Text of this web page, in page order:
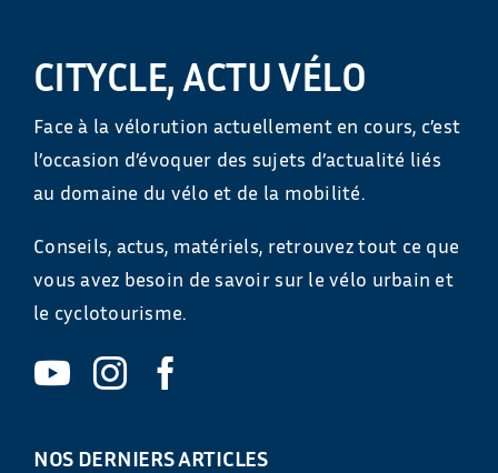
CITYCLE, ACTU VÉLO
Face à la vélorution actuellement en cours, c’est
l’occasion d’évoquer des sujets d’actualité liés
au domaine du vélo et de la mobilité.
Conseils, actus, matériels, retrouvez tout ce que
vous avez besoin de savoir sur le vélo urbain et
le cyclotourisme.
NOS DERNIERS ARTICLES